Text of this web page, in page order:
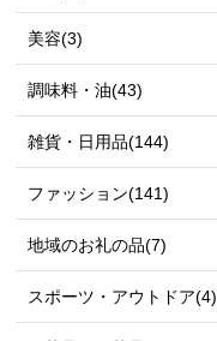
美容(3)
調味料・油(43)
雑貨・日用品(144)
ファッション(141)
地域のお礼の品(7)
スポーツ・アウトドア(4)